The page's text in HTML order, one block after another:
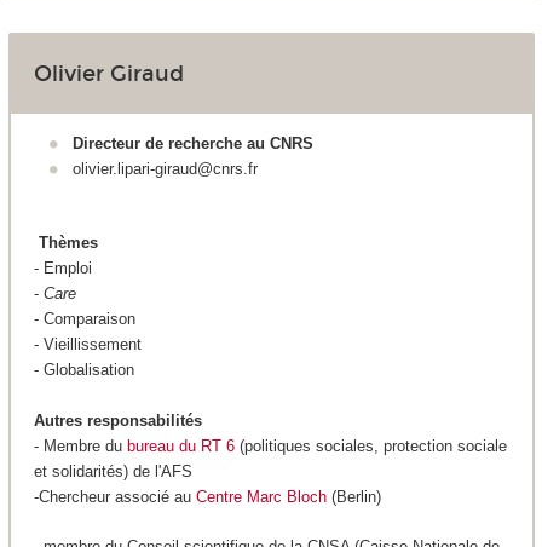
Olivier Giraud
Directeur de recherche au CNRS
olivier.lipari-giraud@cnrs.fr
Thèmes
- Emploi
- Care
- Comparaison
- Vieillissement
- Globalisation
Autres responsabilités
- Membre du bureau du RT 6(politiques sociales, protection sociale
et solidarités) de l'AFS
-Chercheur associé au Centre Marc Bloch(Berlin)